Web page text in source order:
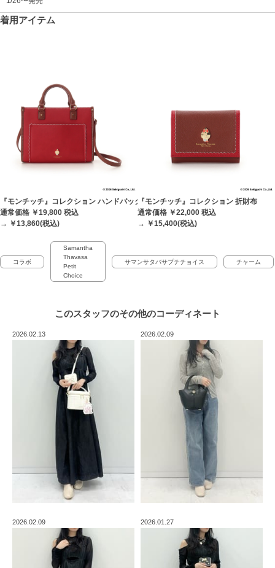
着用アイテム
『モンチッチ』コレクション ハンドバッグ
通常価格 ￥19,800 税込
→ ￥13,860(税込)
『モンチッチ』コレクション 折財布
通常価格 ￥22,000 税込
→ ￥15,400(税込)
コラボ
Samantha
Thavasa
Petit
Choice
サマンサタバサプチチョイス チャーム
このスタッフのその他のコーディネート
2026.02.13 2026.02.09
2026.02.09 2026.01.27